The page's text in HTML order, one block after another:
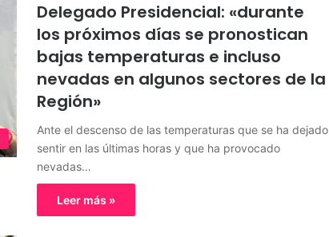
Delegado Presidencial: «durante
los próximos días se pronostican
bajas temperaturas e incluso
nevadas en algunos sectores de la
Región»
Ante el descenso de las temperaturas que se ha dejado
sentir en las últimas horas y que ha provocado
nevadas…
Leer más »